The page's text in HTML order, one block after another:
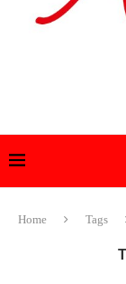
Home Tags